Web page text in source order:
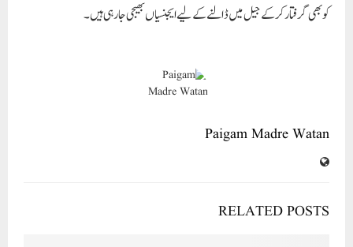
کو بھی گرفتار کرکے جیل میں ڈالنے کے لیے ایجنسیاں بھیجی جارہی ہیں۔
Paigam Madre Watan
RELATED POSTS